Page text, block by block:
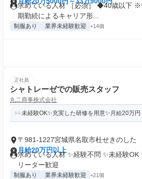
求めている人材 ［必須］ ◆40歳以下
期勤続によるキャリア形...
制服あり 業界未経験歓迎 +14個
正社員
シャトレーゼでの販売スタッフ
丸二商事株式会社
未経験OK✨充実した研修を用意✨月給20万円
〒981-1227宮城県名取市杜せきのした
月給20万円以上
求めている人材 ✨経験不問 ✨未経験OK
リーター歓迎
制服あり 業界未経験歓迎 +21個